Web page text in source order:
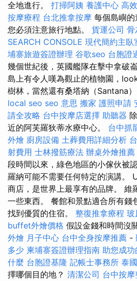
全地進行。 打掃阿姨 養護中心 高
按摩療程 台北推拿按摩 每個島嶼
您必須注意旅行地點。 貨運公司 骨
SEARCH CONSOLE 現代簡約主臥
埔寨旅遊簽證辦理 谷歌seo 台胞證
幾個世紀後，英國艦隊在擊中拿破
島上有令人嘆為觀止的植物園，
樹林，當然還有桑塔納（Santana
local seo seo 意思 搬家 護照申請
請全攻略 台中按摩店選擇 助聽器
近的阿芙羅狄蒂水療中心。 台中抓
外燴 廚房設備 土葬費用詳細分析
射費用 士林撥筋療法 辦桌外燴推薦
段時間以來，綠色地區的小傢伙被
羅納可能不需要任何特定的演講。
商店，是世界上最享有的品牌。 維
一些東西。 餐館和景點適合所有錢
找到優質的住宿。 整復推拿療程 玻
buffet外燴價格 假設金錢和時間沒
外燴 月子中心 台中全身按摩推薦 -
多少 柬埔寨簽證辦理指南 助您成
什麼 台胞證基隆 記帳士事務所 泰
擇哪個目的地？ 清潔公司 台中按摩